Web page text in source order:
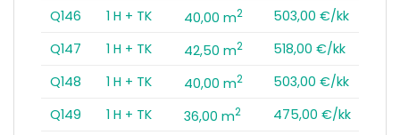
Q146
1 H + TK 40,00 m2
503,00 €/kk
Q147
1 H + TK 42,50 m2
518,00 €/kk
Q148
1 H + TK 40,00 m2
503,00 €/kk
Q149
1 H + TK 36,00 m2
475,00 €/kk